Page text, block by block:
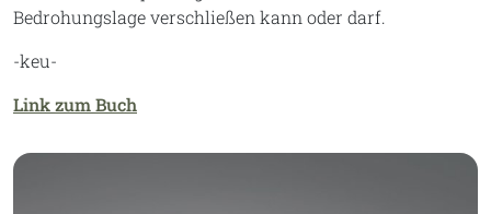
Bedrohungslage verschließen kann oder darf.
-keu-
Link zum Buch